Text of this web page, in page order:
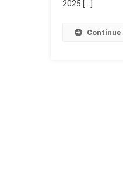
2025 […]
Continue